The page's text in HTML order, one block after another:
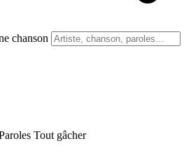
chanson
Tout gâcher